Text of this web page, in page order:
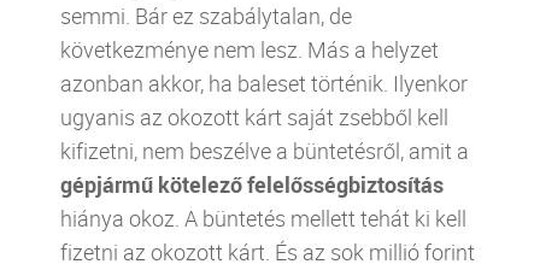
semmi. Bár ez szabálytalan, de
következménye nem lesz. Más a helyzet
azonban akkor, ha baleset történik. Ilyenkor
ugyanis az okozott kárt saját zsebből kell
kifizetni, nem beszélve a büntetésről, amit a
gépjármű kötelező felelősségbiztosítás
hiánya okoz. A büntetés mellett tehát ki kell
fizetni az okozott kárt. És az sok millió forint